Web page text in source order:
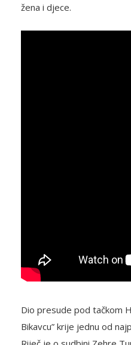
žena i djece.
Dio presude pod tačkom
Bikavcu” krije jednu od